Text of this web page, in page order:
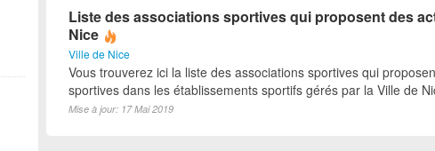
Liste des associations sportives qui proposent des
Nice
Ville de Nice
Vous trouverez ici la liste des associations sportives qui
sportives dans les établissements sportifs gérés par la Ville de
Mise à jour: 17 Mai 2019